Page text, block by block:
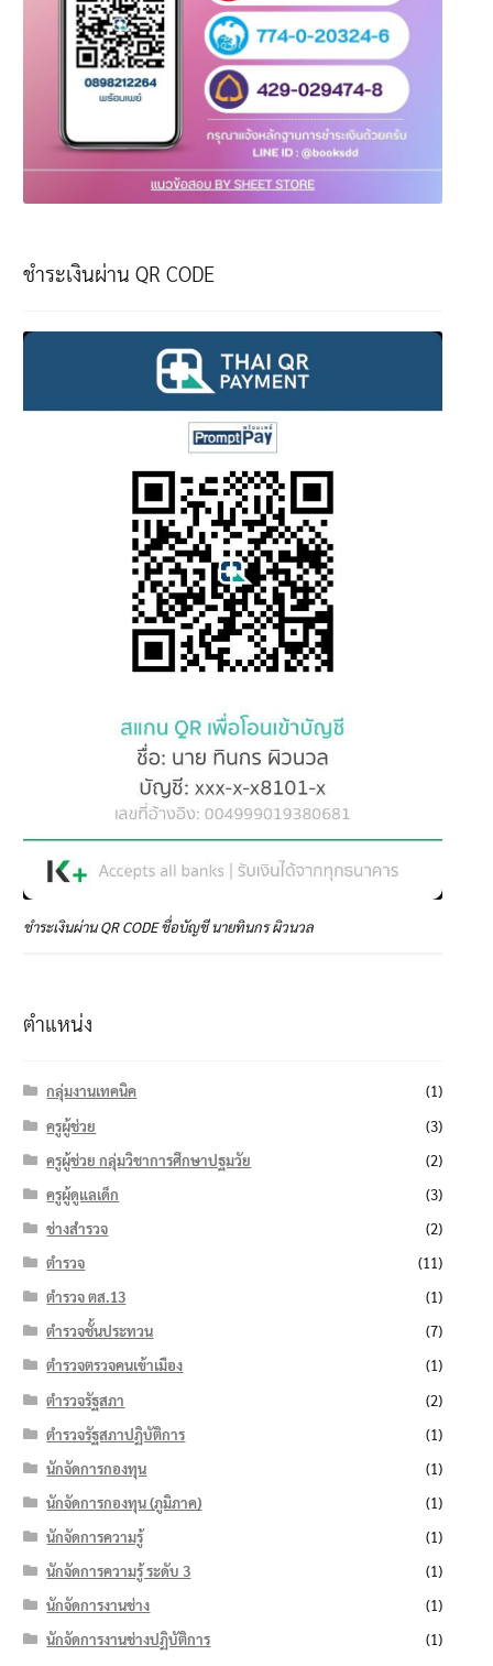
ชำระเงินผ่าน QR CODE
ชำระเงินผ่าน QR CODE ชื่อบัญชี นายทินกร ผิวนวล
ตำแหน่ง
กลุ่มงานเทคนิค
(1)
ครูผู้ช่วย
(3)
ครูผู้ช่วย กลุ่มวิชาการศึกษาปฐมวัย
(2)
ครูผู้ดูแลเด็ก
(3)
ช่างสำรวจ
(2)
ตำรวจ
(11)
ตำรวจ ตส.13
(1)
ตำรวจชั้นประทวน
(7)
ตำรวจตรวจคนเข้าเมือง
(1)
ตำรวจรัฐสภา
(2)
ตำรวจรัฐสภาปฏิบัติการ
(1)
นักจัดการกองทุน
(1)
นักจัดการกองทุน (ภูมิภาค)
(1)
นักจัดการความรู้
(1)
นักจัดการความรู้ ระดับ 3
(1)
นักจัดการงานช่าง
(1)
นักจัดการงานช่างปฏิบัติการ
(1)